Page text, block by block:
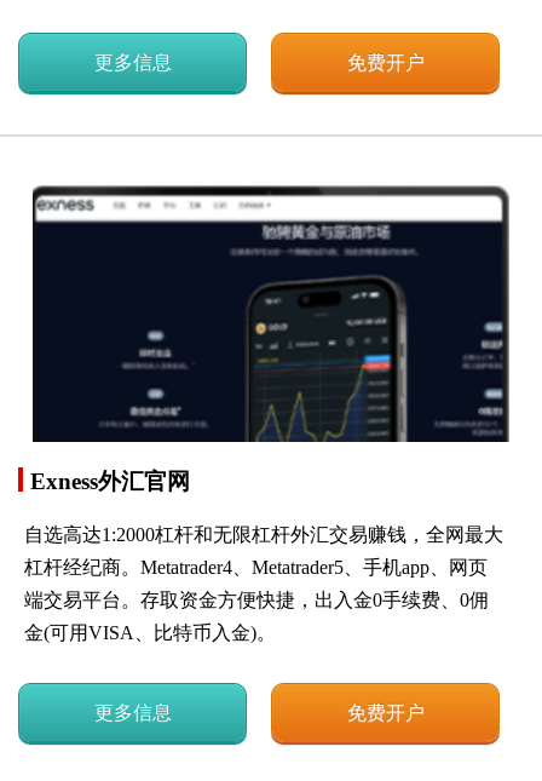
更多信息 免费开户
Exness外汇官网
自选高达1:2000杠杆和无限杠杆外汇交易赚钱，全网最大
杠杆经纪商。Metatrader4、Metatrader5、手机app、网页
端交易平台。存取资金方便快捷，出入金0手续费、0佣
金(可用VISA、比特币入金)。
更多信息 免费开户